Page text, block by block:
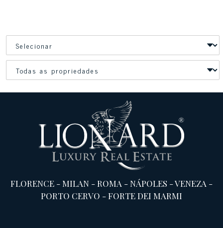
FLORENCE -MILAN -ROMA -NÁPOLES -VENEZA -
PORTO CERVO -FORTE DEI MARMI